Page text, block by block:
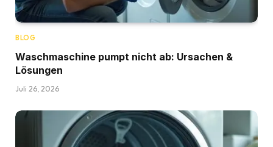
BLOG
Waschmaschine pumpt nicht ab: Ursachen &
Lösungen
Juli 26, 2026